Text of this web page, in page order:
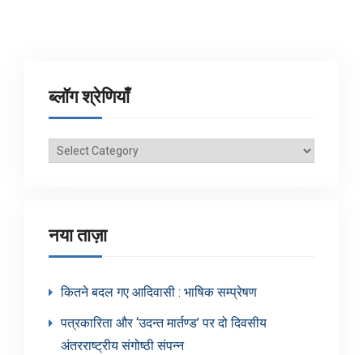
ब्लॉग श्रेणियाँ
ब्लॉग
नया ताज़ा
कितने बदल गए आदिवासी : भाषिक सम्प्रेषण
पत्रकारिता और ‘उदन्त मार्तण्ड’ पर दो दिवसीय
अंतरराष्ट्रीय संगोष्ठी संपन्न